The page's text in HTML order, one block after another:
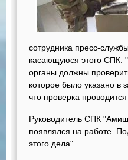
сотрудника пресс-
касающуюся этого СПК.
органы должны
которое было указано в
что проверка
Руководитель СПК
появлялся на работе.
этого дела".